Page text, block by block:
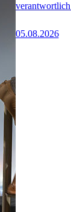
05.08.2026